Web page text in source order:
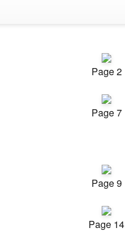
Page 2
Page 7
Page 9
Page 14